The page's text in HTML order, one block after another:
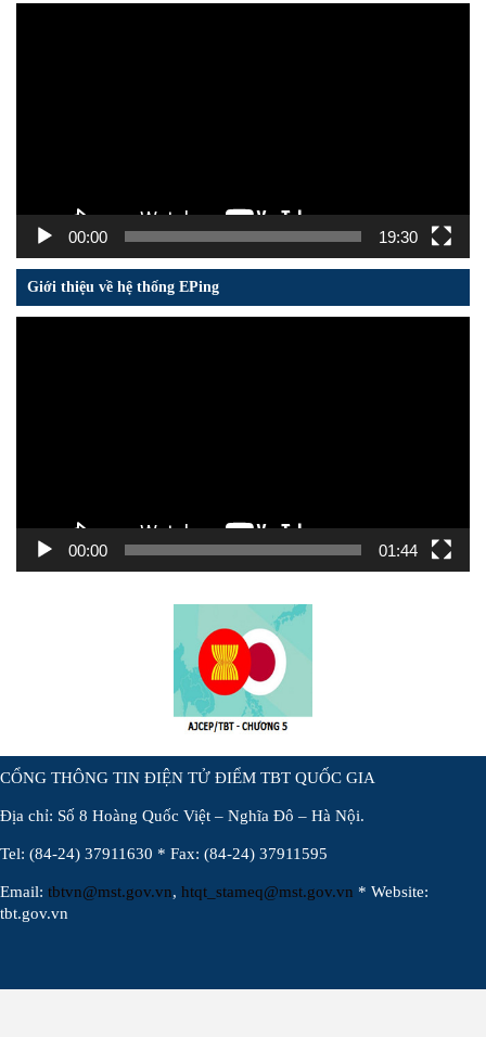
00:00 19:30
Giới thiệu về hệ thống EPing
00:00 01:44
CỔNG THÔNG TIN ĐIỆN TỬ ĐIỂM TBT QUỐC GIA
Địa chỉ: Số 8 Hoàng Quốc Việt – Nghĩa Đô – Hà Nội.
Tel: (84-24) 37911630 * Fax: (84-24) 37911595
Email: tbtvn@mst.gov.vn, htqt_stameq@mst.gov.vn * Website:
tbt.gov.vn